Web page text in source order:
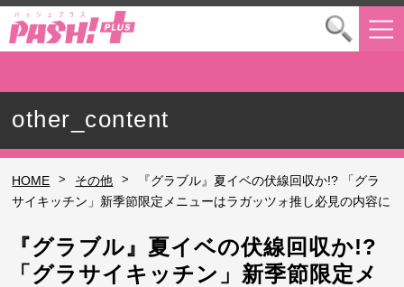
other_content
HOME > その他 >
『グラブル』夏イベの伏線回収か!? 「グラ
サイキッチン」新季節限定メニューはラガッツォ推し必見の内容に
『グラブル』夏イベの伏線回収か!?
「グラサイキッチン」新季節限定メ